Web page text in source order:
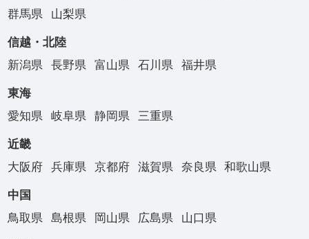
群馬県
山梨県
信越・北陸
新潟県
長野県 富山県 石川県 福井県
東海
愛知県
岐阜県 静岡県 三重県
近畿
大阪府
兵庫県 京都府 滋賀県 奈良県 和歌山県
中国
鳥取県
島根県 岡山県 広島県 山口県